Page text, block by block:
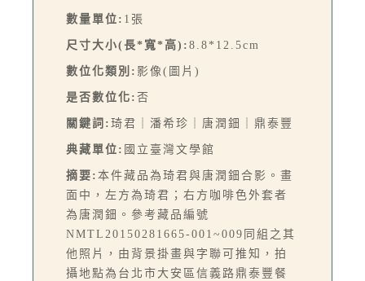
數量單位: 1張
尺寸大小(長*寬*高): 8.8*12.5cm
數位化類別: 影像(圖片)
是否數位化: 否
關鍵詞: 琦君｜潘希珍｜唐潤鈿｜鼎泰豐
典藏單位: 國立臺灣文學館
摘要: 本件藏品為琦君與唐潤鈿合影。畫
面中，左方為琦君；右方咖啡色外套者
為唐潤鈿。參考藏品編號
NMTL20150281665-001~009同組之其
他照片，由背景掛畫與字聯可推知，拍
攝地點為台北市大安區信義路鼎泰豐餐